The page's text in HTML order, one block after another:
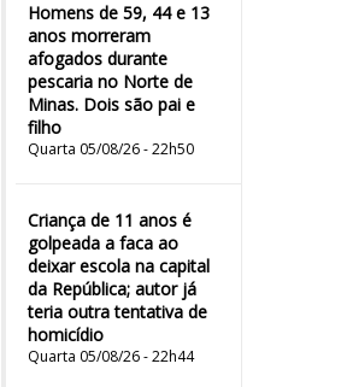
Homens de 59, 44 e 13
anos morreram
afogados durante
pescaria no Norte de
Minas. Dois são pai e
filho
Quarta 05/08/26 - 22h50
Criança de 11 anos é
golpeada a faca ao
deixar escola na capital
da República; autor já
teria outra tentativa de
homicídio
Quarta 05/08/26 - 22h44